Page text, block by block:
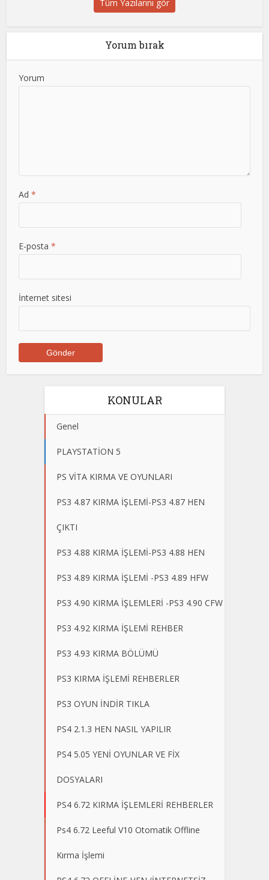
Tüm Yazılarını gör
Yorum bırak
Yorum
Ad*
E-posta*
İnternet sitesi
KONULAR
Genel
PLAYSTATİON 5
PS VİTA KIRMA VE OYUNLARI
PS3 4.87 KIRMA İŞLEMİ-PS3 4.87 HEN
ÇIKTI
PS3 4.88 KIRMA İŞLEMİ-PS3 4.88 HEN
PS3 4.89 KIRMA İŞLEMİ -PS3 4.89 HFW
PS3 4.90 KIRMA İŞLEMLERİ -PS3 4.90 CFW
PS3 4.92 KIRMA İŞLEMİ REHBER
PS3 4.93 KIRMA BÖLÜMÜ
PS3 KIRMA İŞLEMİ REHBERLER
PS3 OYUN İNDİR TIKLA
PS4 2.1.3 HEN NASIL YAPILIR
PS4 5.05 YENİ OYUNLAR VE FİX
DOSYALARI
PS4 6.72 KIRMA İŞLEMLERİ REHBERLER
Ps4 6.72 Leeful V10 Otomatik Offline
Kırma İşlemi